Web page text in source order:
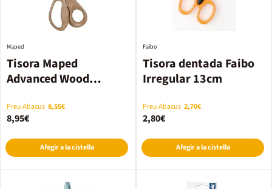
Tisora Maped
Advanced Wood
Maped
Preu Abacus 8,55€
8,95€
Afegir a la cistella
Tisora dentada Faibo
Irregular 13cm
Faibo
Preu Abacus 2,70€
2,80€
Afegir a la cistella